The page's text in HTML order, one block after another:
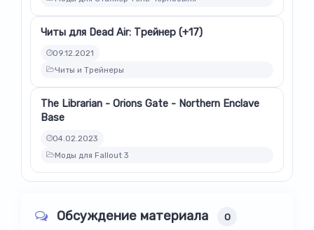
Читы для Dead Air: Трейнер (+17)
09.12.2021
Читы и Трейнеры
The Librarian - Orions Gate - Northern Enclave
Base
04.02.2023
Моды для Fallout 3
Обсуждение материала 0